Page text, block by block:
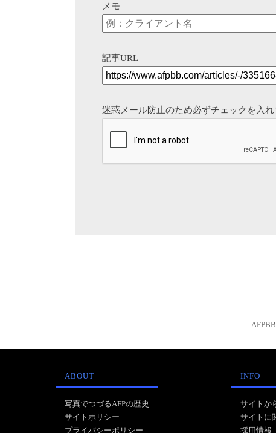
メモ
記事URL
迷惑メール防止のため必ずチェックを入
ABOUT
写真でつづるAFPの歴史
サイトポリシー
プライバシーポリシー
INFO
サイトか
サイトに
採用情報